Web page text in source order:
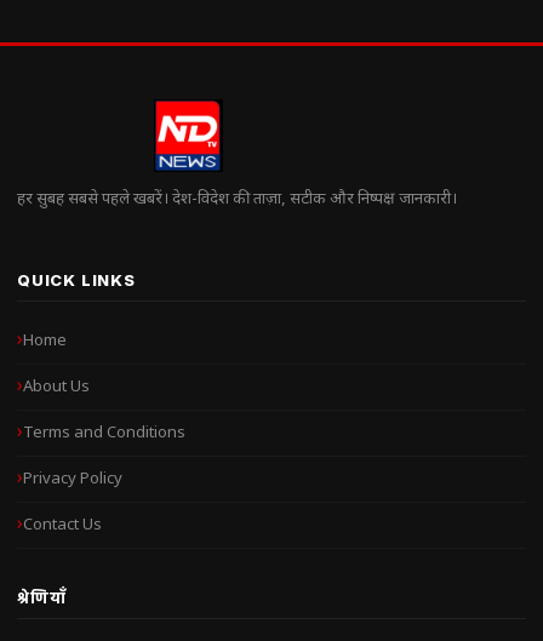
हर सुबह सबसे पहले खबरें। देश-विदेश की ताज़ा, सटीक और निष्पक्ष जानकारी।
QUICK LINKS
Home
About Us
Terms and Conditions
Privacy Policy
Contact Us
श्रेणियाँ